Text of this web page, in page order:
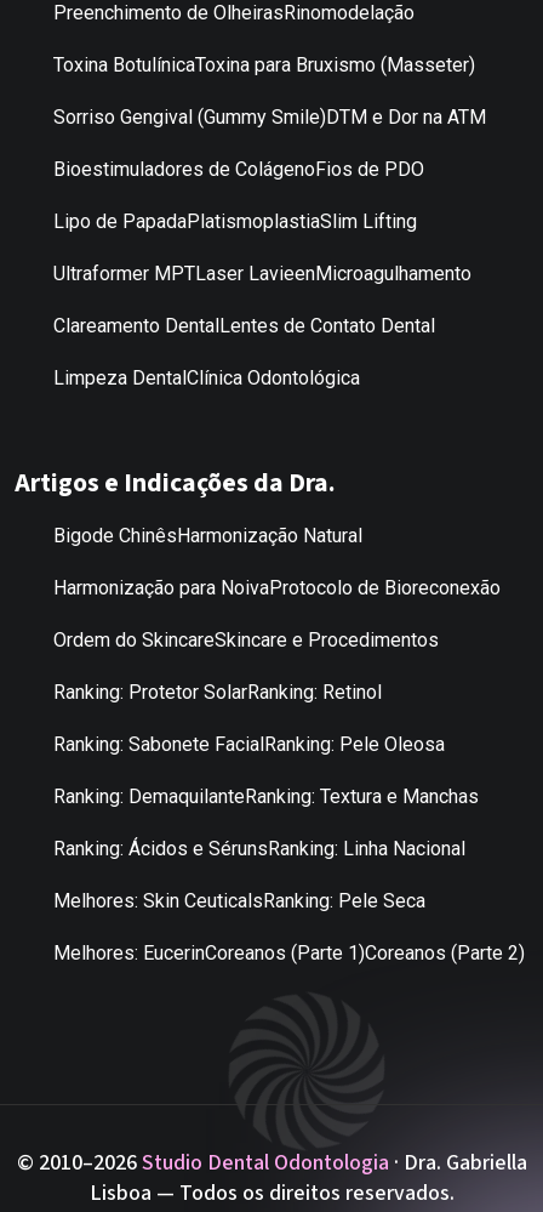
Preenchimento de OlheirasRinomodelação
Toxina BotulínicaToxina para Bruxismo (Masseter)
Sorriso Gengival (Gummy Smile)DTM e Dor na ATM
Bioestimuladores de ColágenoFios de PDO
Lipo de PapadaPlatismoplastiaSlim Lifting
Ultraformer MPTLaser LavieenMicroagulhamento
Clareamento DentalLentes de Contato Dental
Limpeza DentalClínica Odontológica
Artigos e Indicações da Dra.
Bigode ChinêsHarmonização Natural
Harmonização para NoivaProtocolo de Bioreconexão
Ordem do SkincareSkincare e Procedimentos
Ranking: Protetor SolarRanking: Retinol
Ranking: Sabonete FacialRanking: Pele Oleosa
Ranking: DemaquilanteRanking: Textura e Manchas
Ranking: Ácidos e SérunsRanking: Linha Nacional
Melhores: Skin CeuticalsRanking: Pele Seca
Melhores: EucerinCoreanos (Parte 1)Coreanos (Parte 2)
© 2010–2026Studio Dental Odontologia · Dra. Gabriella
Lisboa — Todos os direitos reservados.